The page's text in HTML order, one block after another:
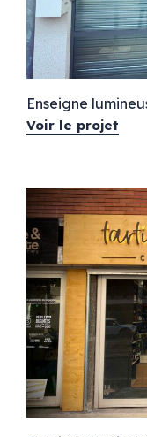
Enseigne
Voir le projet